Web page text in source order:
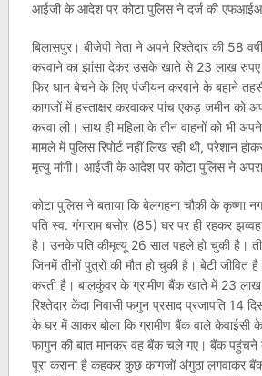
आईजी के आदेश पर कोटा पुलिस ने दर्ज की
बिलासपुर। बीजेपी नेता ने अपने रिश्तेदार की 58
करवाने का झांसा देकर उसके खाते से 23 लाख रुपए
फिर धान बेचने के लिए पंजीयन करवाने के बहाने
कागजों में हस्ताक्षर करवाकर पांच एकड़ जमीन को
करवा ली। साथ ही महिला के तीन वाहनों को भी
मामले में पुलिस रिपोर्ट नहीं लिख रही थी, परेशान
मृत्यु मांगी। आईजी के आदेश पर कोटा पुलिस ने
कोटा पुलिस ने बताया कि बेलगहना चौकी के कृष्णा
पति स्व. गंगाराम बसोर (85) घर पर ही रहकर
है। उनके पति कीमृत्यू 26 साल पहले हो चुकी है।
जिनमें तीनों पुत्रों की मौत हो चुकी है। बेटी जीवित
करती है। बालकुंवर के ग्रामीण बैंक खाते में 23
रिश्तेदार केंदा निवासी फगुन प्रसाद प्रजापति 14
के घर में आकर बोला कि ग्रामीण बैंक वाले केवाईसी
फागुन की बात मानकर वह बैंक चले गए। बैंक पहुंचने
पूरा कराना है कहकर कुछ कागजों अंगुठा लगवाकर